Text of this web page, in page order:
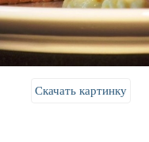
Скачать картинку